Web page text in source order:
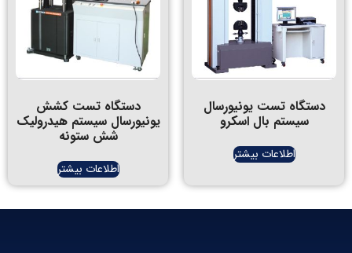
تست یونیورسال
بال اسکرو
اطلاعات بیشتر
دستگاه تست کشش
یونیورسال سیستم هیدرولیک
شش ستونه
اطلاعات بیشتر